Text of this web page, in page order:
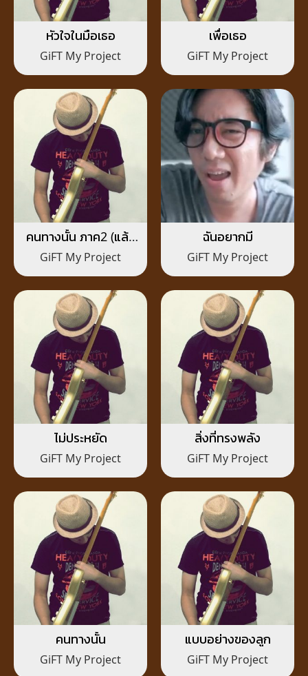
หัวใจในมือเธอ
GiFT My Project
เพื่อเธอ
GiFT My Project
คนทางนั้น ภาค2 (แล้ว
เจอกัน)
GiFT My Project
ฉันอยากมี
GiFT My Project
ไม่ประหยัด
GiFT My Project
สิ่งที่ทรงพลัง
GiFT My Project
คนทางนั้น
GiFT My Project
แบบอย่างของลูก
GiFT My Project